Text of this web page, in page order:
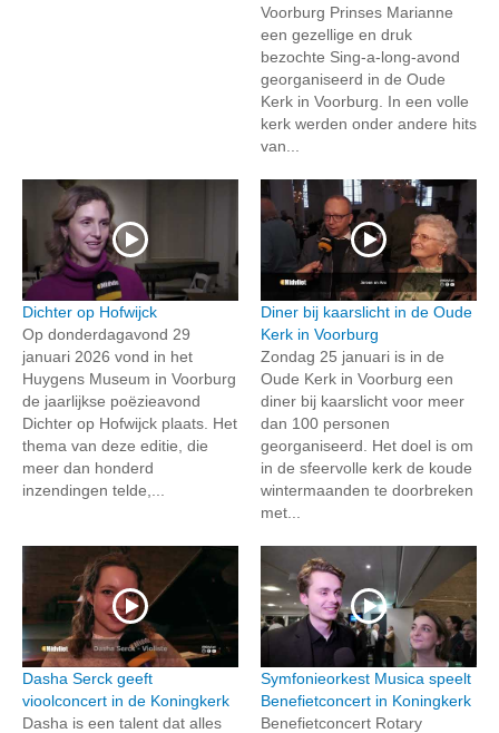
Voorburg Prinses Marianne
een gezellige en druk
bezochte Sing-a-long-avond
georganiseerd in de Oude
Kerk in Voorburg. In een volle
kerk werden onder andere hits
van...
Dichter op Hofwijck
Op donderdagavond 29
januari 2026 vond in het
Huygens Museum in Voorburg
de jaarlijkse poëzieavond
Dichter op Hofwijck plaats. Het
thema van deze editie, die
meer dan honderd
inzendingen telde,...
Diner bij kaarslicht in de Oude
Kerk in Voorburg
Zondag 25 januari is in de
Oude Kerk in Voorburg een
diner bij kaarslicht voor meer
dan 100 personen
georganiseerd. Het doel is om
in de sfeervolle kerk de koude
wintermaanden te doorbreken
met...
Dasha Serck geeft
vioolconcert in de Koningkerk
Dasha is een talent dat alles
Symfonieorkest Musica speelt
Benefietconcert in Koningkerk
Benefietconcert Rotary